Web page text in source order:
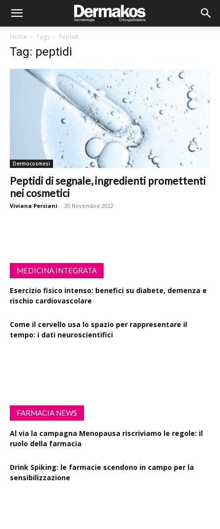
Home Tags Peptidi
Tag: peptidi
Dermocosmesi
Peptidi di segnale, ingredienti promettenti
nei cosmetici
Viviana Persiani - 30 Novembre 2022
MEDICINA INTEGRATA
Esercizio fisico intenso: benefici su diabete, demenza e
rischio cardiovascolare
Come il cervello usa lo spazio per rappresentare il
tempo: i dati neuroscientifici
FARMACIA NEWS
Al via la campagna Menopausa riscriviamo le regole: il
ruolo della farmacia
Drink Spiking: le farmacie scendono in campo per la
sensibilizzazione